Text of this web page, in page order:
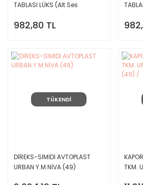
TABLASI LÜKS (Alt Ses
AVTOPLAST / NİVA (49) /
982,80 TL
TÜKENDİ
DİREKS-SİMİDİ AVTOPLAST
URBAN Y.M.NİVA (49)
TKM.